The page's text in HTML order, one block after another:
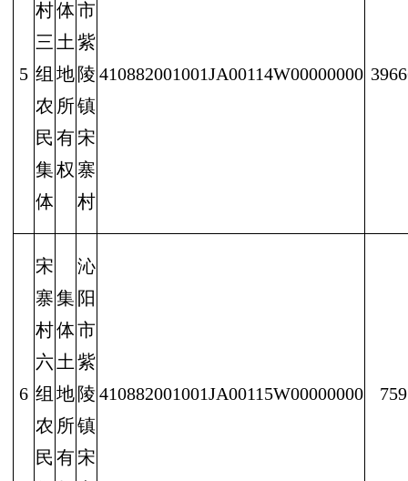
5
村
三
组
农
民
集
体
体
土
地
所
有
权
市
紫
陵
镇
宋
寨
村
410882001001JA00114W00000000
6
宋
寨
村
六
组
农
民
集
体
土
地
所
有
沁
阳
市
紫
陵
镇
宋
410882001001JA00115W00000000